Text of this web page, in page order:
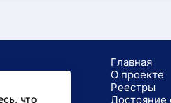
что
Главная
О проекте
Реестры
Достояние